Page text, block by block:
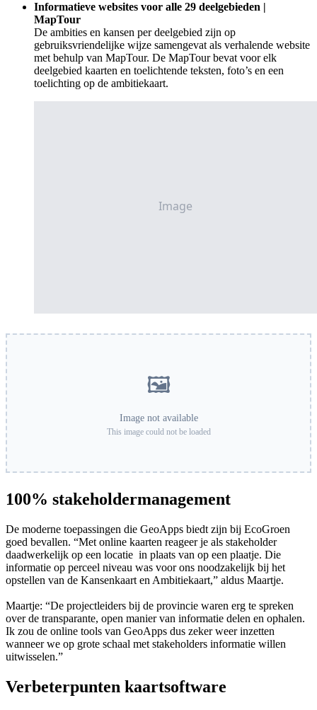
Informatieve websites voor alle 29 deelgebieden |
MapTour
De ambities en kansen per deelgebied zijn op
gebruiksvriendelijke wijze samengevat als verhalende website
met behulp van MapTour. De MapTour bevat voor elk
deelgebied kaarten en toelichtende teksten, foto’s en een
toelichting op de ambitiekaart.
🖼️
Image not available
This image could not be loaded
100% stakeholdermanagement
De moderne toepassingen die GeoApps biedt zijn bij EcoGroen
goed bevallen. “Met online kaarten reageer je als stakeholder
daadwerkelijk op een locatie in plaats van op een plaatje. Die
informatie op perceel niveau was voor ons noodzakelijk bij het
opstellen van de Kansenkaart en Ambitiekaart,” aldus Maartje.
Maartje: “De projectleiders bij de provincie waren erg te spreken
over de transparante, open manier van informatie delen en ophalen.
Ik zou de online tools van GeoApps dus zeker weer inzetten
wanneer we op grote schaal met stakeholders informatie willen
uitwisselen.”
Verbeterpunten kaartsoftware